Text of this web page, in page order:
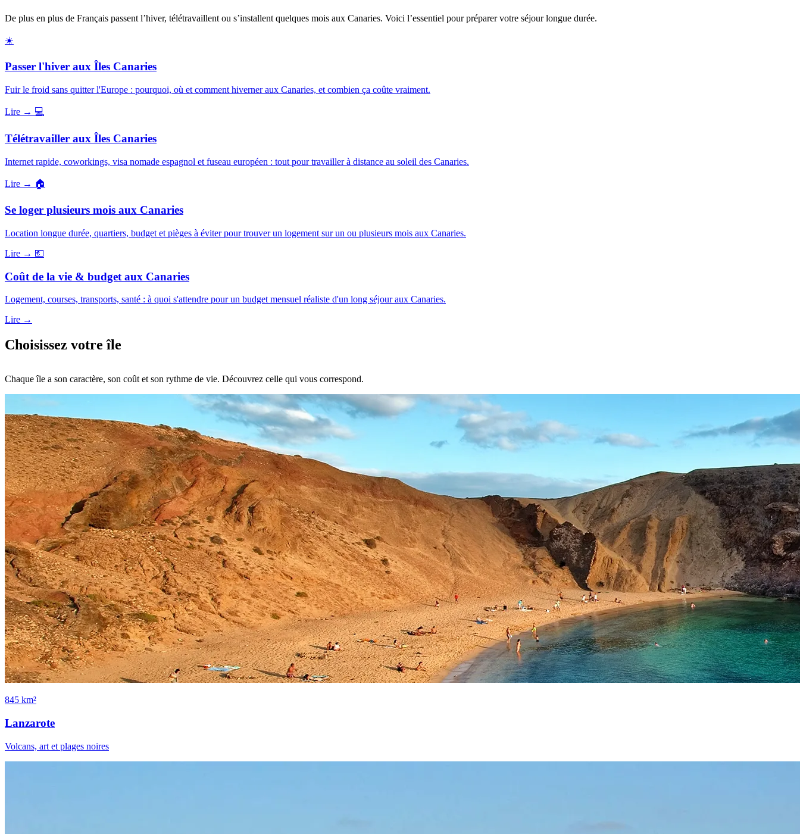
De plus en plus de Français passent l’hiver, télétravaillent ou s’installent quelques mois aux Canaries. Voici l’essentiel pour préparer votre séjour longue durée.
☀️
Passer l'hiver aux Îles Canaries
Fuir le froid sans quitter l'Europe : pourquoi, où et comment hiverner aux Canaries, et combien ça coûte vraiment.
Lire → 💻
Télétravailler aux Îles Canaries
Internet rapide, coworkings, visa nomade espagnol et fuseau européen : tout pour travailler à distance au soleil des Canaries.
Lire → 🏠
Se loger plusieurs mois aux Canaries
Location longue durée, quartiers, budget et pièges à éviter pour trouver un logement sur un ou plusieurs mois aux Canaries.
Lire → 💶
Coût de la vie & budget aux Canaries
Logement, courses, transports, santé : à quoi s'attendre pour un budget mensuel réaliste d'un long séjour aux Canaries.
Lire →
Choisissez votre île
Chaque île a son caractère, son coût et son rythme de vie. Découvrez celle qui vous correspond.
845 km²
Lanzarote
Volcans, art et plages noires